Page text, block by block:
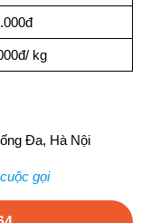
kg
Đa, Hà Nội
gọi